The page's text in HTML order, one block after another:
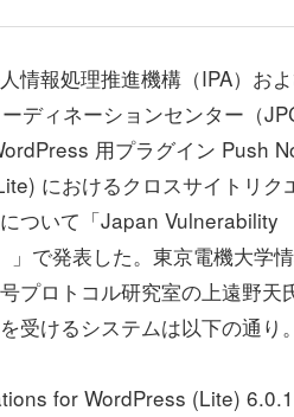
情報処理推進機構（IPA）お
ディネーションセンター（
用プラグイン Push
におけるクロスサイトリク
ついて「Japan Vulnerability
」で発表した。東京電機大学
プロトコル研究室の上遠野天
受けるシステムは以下の通り。
for WordPress (Lite)